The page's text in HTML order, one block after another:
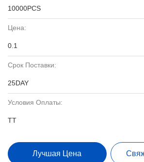
10000PCS
Цена:
0.1
Срок Поставки:
25DAY
Условия Оплаты:
TT
Лучшая Цена